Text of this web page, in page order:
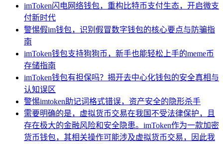
imToken闪电网络钱包，重构比特币支付生态，开启微支
付新时代
警惕假im钱包，识别假冒数字钱包的核心要点与防骗指
南
imToken钱包支持狗狗币，新手也能轻松上手的meme币
存储指南
imToken钱包有担保吗？揭开去中心化钱包的安全真相与
认知误区
警惕imtoken助记词格式错误，资产安全的隐形杀手
需要明确的是，虚拟货币交易在我国不受法律保护，且
存在极大的金融风险和安全隐患。imToken作为一款加密
货币钱包，其相关操作可能涉及虚拟货币交易，因此我